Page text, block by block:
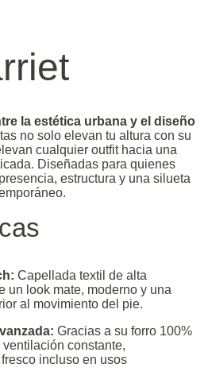
la estética urbana y el diseño
no solo elevan tu altura con su
cualquier outfit hacia una
Diseñadas para quienes
estructura y una silueta
Capellada textil de alta
un look mate, moderno y una
al movimiento del pie.
Gracias a su forro 100%
constante,
incluso en usos